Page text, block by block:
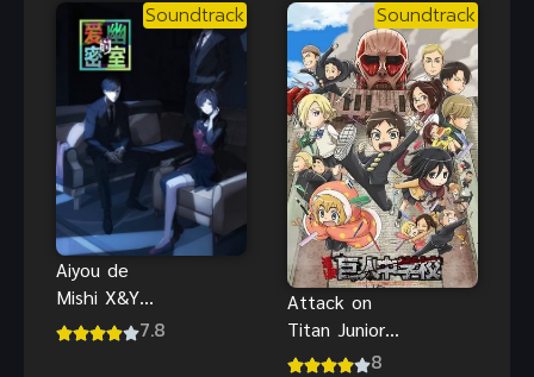
Soundtrack
Aiyou de
Mishi X&Y
(2024) ห้อง7.8
Soundtrack
Attack on
Titan Junior
High ผ่า! 8